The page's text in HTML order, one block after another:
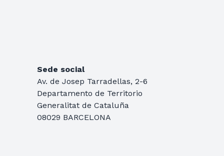
Sede social
Av. de Josep Tarradellas, 2-6
Departamento de Territorio
Generalitat de Cataluña
08029 BARCELONA